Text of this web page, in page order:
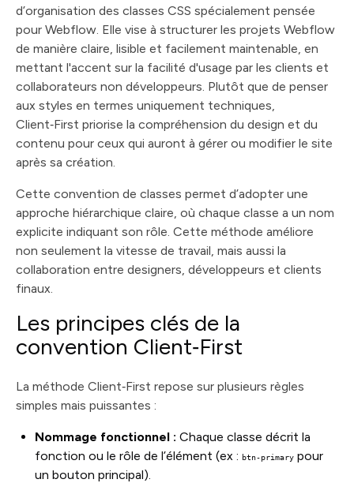
d’organisation des classes CSS spécialement pensée
pour Webflow. Elle vise à structurer les projets Webflow
de manière claire, lisible et facilement maintenable, en
mettant l'accent sur la facilité d'usage par les clients et
collaborateurs non développeurs. Plutôt que de penser
aux styles en termes uniquement techniques,
Client‑First priorise la compréhension du design et du
contenu pour ceux qui auront à gérer ou modifier le site
après sa création.
Cette convention de classes permet d’adopter une
approche hiérarchique claire, où chaque classe a un nom
explicite indiquant son rôle. Cette méthode améliore
non seulement la vitesse de travail, mais aussi la
collaboration entre designers, développeurs et clients
finaux.
Les principes clés de la
convention Client‑First
La méthode Client‑First repose sur plusieurs règles
simples mais puissantes :
Nommage fonctionnel : Chaque classe décrit la
fonction ou le rôle de l’élément (ex : btn-primary pour
un bouton principal).